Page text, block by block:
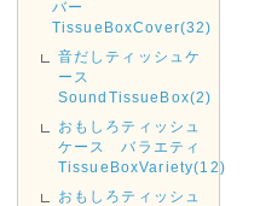
バー
TissueBoxCover(32)
音だしティッシュケ
ース
SoundTissueBox(2)
おもしろティッシュ
ケース バラエティ
TissueBoxVariety(12)
おもしろティッシュ